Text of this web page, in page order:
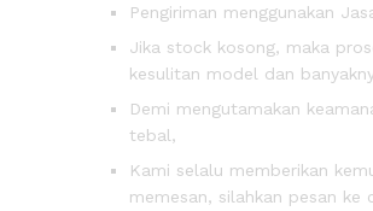
Pengiriman menggunakan
Jika stock kosong, maka
kesulitan model dan
Demi mengutamakan
tebal,
Kami selalu memberikan
memesan, silahkan pesan